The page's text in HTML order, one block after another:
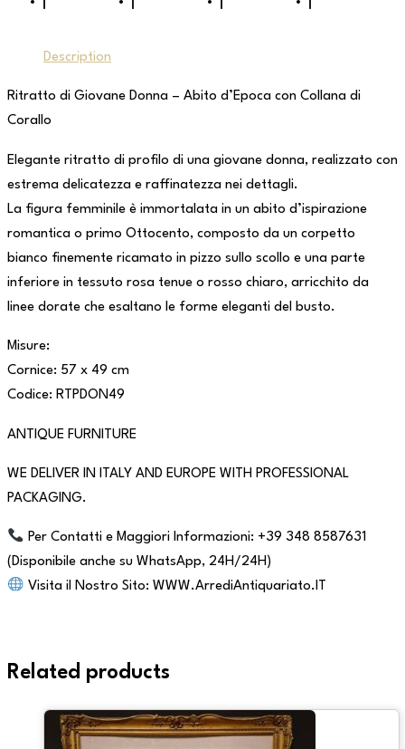
Description
Ritratto di Giovane Donna – Abito d’Epoca con Collana di
Corallo
Elegante ritratto di profilo di una giovane donna, realizzato con
estrema delicatezza e raffinatezza nei dettagli.
La figura femminile è immortalata in un abito d’ispirazione
romantica o primo Ottocento, composto da un corpetto
bianco finemente ricamato in pizzo sullo scollo e una parte
inferiore in tessuto rosa tenue o rosso chiaro, arricchito da
linee dorate che esaltano le forme eleganti del busto.
Misure:
Cornice: 57 x 49 cm
Codice: RTPDON49
ANTIQUE FURNITURE
WE DELIVER IN ITALY AND EUROPE WITH PROFESSIONAL
PACKAGING.
Per Contatti e Maggiori Informazioni: +39 348 8587631
(Disponibile anche su WhatsApp, 24H/24H)
Visita il Nostro Sito: WWW.ArrediAntiquariato.IT
Related products